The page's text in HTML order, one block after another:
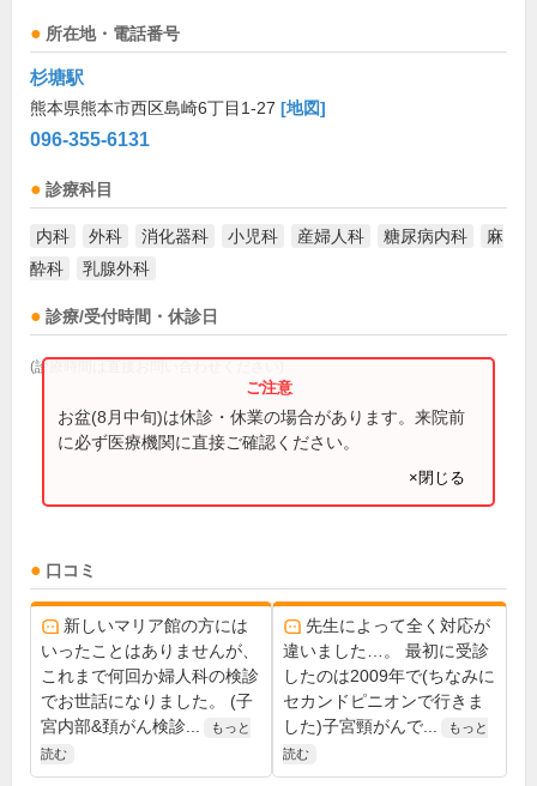
所在地・電話番号
杉塘駅
熊本県熊本市西区島崎6丁目1-27 [地図]
096-355-6131
診療科目
内科 外科 消化器科 小児科 産婦人科 糖尿病内科
麻
酔科
乳腺外科
診療/受付時間・休診日
(診療時間は直接お問い合わせください)
お盆(8月中旬)は休診・休業の場合があります。来院前
に必ず医療機関に直接ご確認ください。
×閉じる
口コミ
新しいマリア館の方には
いったことはありませんが、
これまで何回か婦人科の検診
でお世話になりました。 (子
宮内部&頚がん検診...
もっと
読む
先生によって全く対応が
違いました…。 最初に受診
したのは2009年で(ちなみに
セカンドピニオンで行きま
した)子宮頸がんで...
もっと
読む